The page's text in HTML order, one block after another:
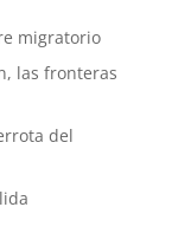
migratorio
las fronteras
del